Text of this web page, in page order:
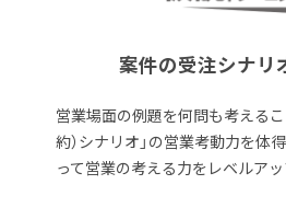
案件の受注シナリ
営業場面の例題を何問も考えるこ
約）シナリオ」の営業考動力を体
って営業の考える力をレベルアッ